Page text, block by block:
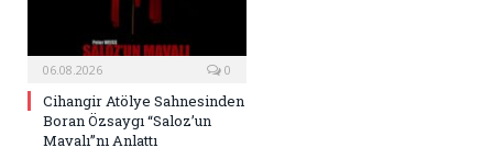
06.08.2026 0
Cihangir Atölye Sahnesinden
Boran Özsaygı “Saloz’un
Mavalı”nı Anlattı